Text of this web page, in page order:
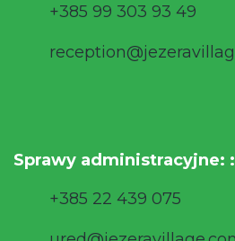
+385 99 303 93 49
Sprawy administracyjne: :
+385 22 439 075